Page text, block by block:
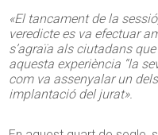
«El tancament de la
veredicte es va efectuar
s’agraïa als ciutadans
aquesta experiència “la
com va assenyalar un
implantació del jurat».